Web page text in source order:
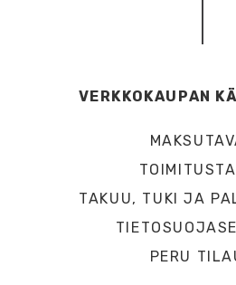
VERKKOKAUPAN
TAKUU, TUKI JA
PERU